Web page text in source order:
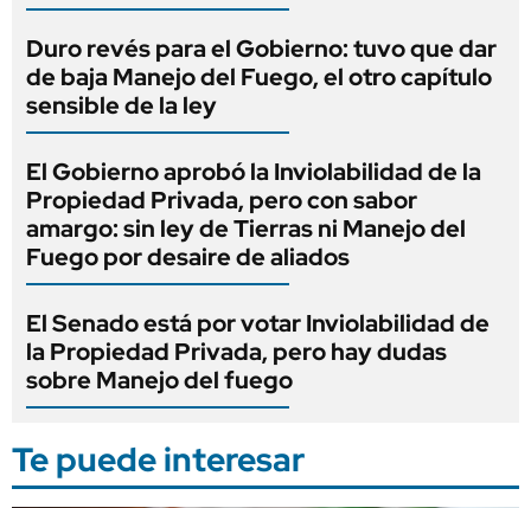
Duro revés para el Gobierno: tuvo que dar
de baja Manejo del Fuego, el otro capítulo
sensible de la ley
El Gobierno aprobó la Inviolabilidad de la
Propiedad Privada, pero con sabor
amargo: sin ley de Tierras ni Manejo del
Fuego por desaire de aliados
El Senado está por votar Inviolabilidad de
la Propiedad Privada, pero hay dudas
sobre Manejo del fuego
Te puede interesar